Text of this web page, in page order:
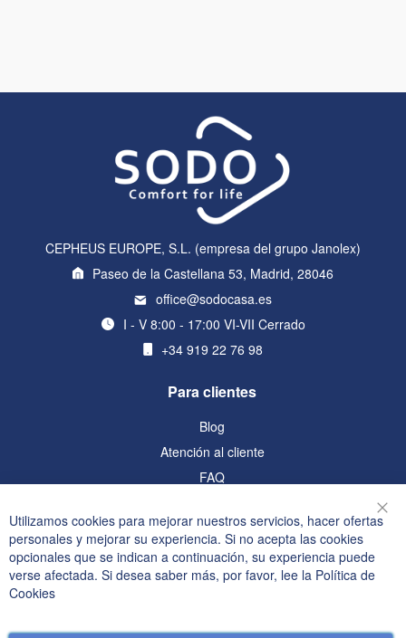
CEPHEUS EUROPE, S.L. (empresa del grupo Janolex)
Paseo de la Castellana 53, Madrid, 28046
office@sodocasa.es
I - V 8:00 - 17:00 VI-VII Cerrado
+34 919 22 76 98
Para clientes
Blog
Atención al cliente
FAQ
Información
Política de privacidad y cookies
Términos de búsqueda
Pedidos y devoluciones
Utilizamos cookies para mejorar nuestros servicios, hacer ofertas
personales y mejorar su experiencia. Si no acepta las cookies
opcionales que se indican a continuación, su experiencia puede
verse afectada. Si desea saber más, por favor, lee la Política de
Cookies